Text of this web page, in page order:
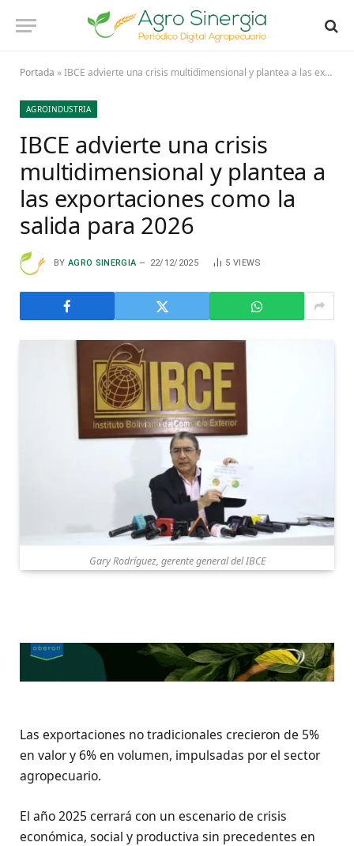
Portada »IBCE advierte una crisis multidimensional y plantea a las exportaciones como la salida para 2026
AGROINDUSTRIA
IBCE advierte una crisis
multidimensional y plantea a
las exportaciones como la
salida para 2026
BY AGRO SINERGIA 22/12/2025 5 VIEWS
Gary Rodríguez, gerente general del IBCE
Las exportaciones no tradicionales crecieron de 5%
en valor y 6% en volumen, impulsadas por el sector
agropecuario.
El año 2025 cerrará con un escenario de crisis
económica, social y productiva sin precedentes en